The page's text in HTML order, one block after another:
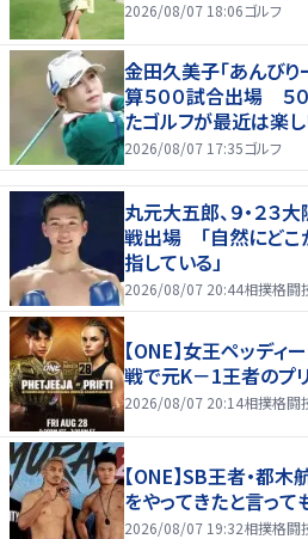
2026/08/07 18:06ゴルフ
金田久美子「あんび
算５００試合出場 ５
たゴルフが最近は楽し
たいな」
2026/08/07 17:35ゴルフ
丸元大五郎、９・２３
戦出場 「自然にどこ
指している」
2026/08/07 20:44相撲格闘
【ONE】女王ペッデ
戦で元K－1王者のプ
2026/08/07 20:14相撲格闘
【ONE】SB王者・都
をやってきたと言って
2026/08/07 19:32相撲格闘